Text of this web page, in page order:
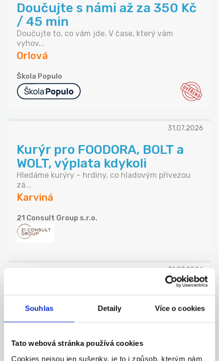
Souhlas Detaily Více o cookies
Tato webová stránka používá cookies
Cookies nejsou jen sušenky, je to i způsob, kterým nám
Doučujte s námi až za 350 Kč
/ 45 min
Doučujte to, co vám jde. V čase, který vám
vyhov...
Orlová
Škola Populo
31.07.2026
Kurýr pro FOODORA, BOLT a
WOLT, výplata kdykoli
Hledáme kurýry – hrdiny, co hladovým přivezou
zá...
Karviná
21 Consult Group s.r.o.
31.07.2026
Kurýr pro FOODORA, výplata
kdykoli
Bohumín